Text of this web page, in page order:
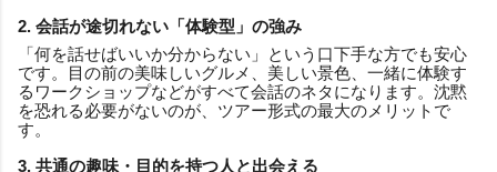
2. 会話が途切れない「体験型」の強み
「何を話せばいいか分からない」という口下手な方でも安心
です。目の前の美味しいグルメ、美しい景色、一緒に体験す
るワークショップなどがすべて会話のネタになります。沈黙
を恐れる必要がないのが、ツアー形式の最大のメリットで
す。
3. 共通の趣味・目的を持つ人と出会える